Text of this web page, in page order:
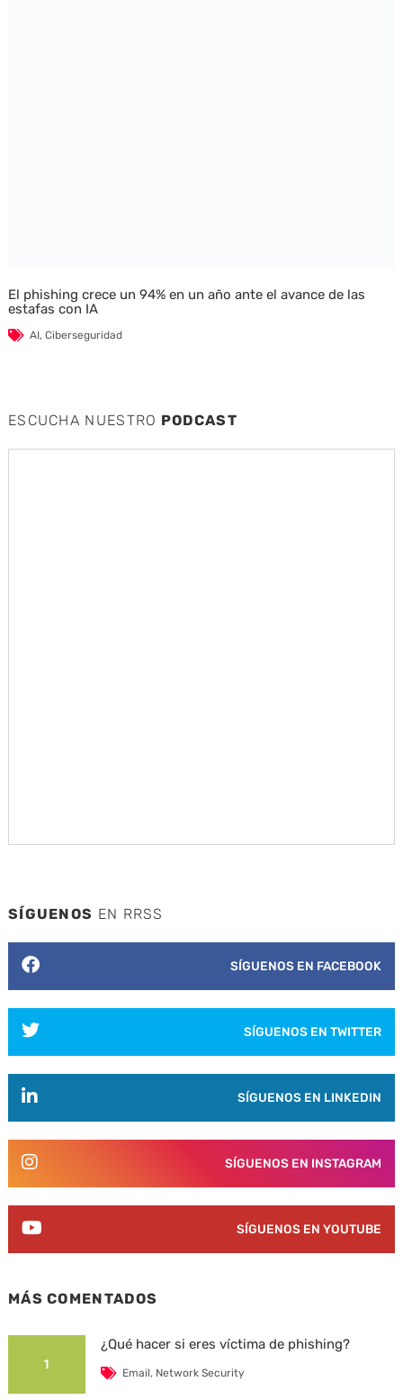
El phishing crece un 94% en un año ante el avance de las
estafas con IA
AI, Ciberseguridad
ESCUCHA NUESTRO PODCAST
SÍGUENOS EN RRSS
SÍGUENOS EN FACEBOOK
SÍGUENOS EN TWITTER
SÍGUENOS EN LINKEDIN
SÍGUENOS EN INSTAGRAM
SÍGUENOS EN YOUTUBE
MÁS COMENTADOS
1
¿Qué hacer si eres víctima de phishing?
Email, Network Security